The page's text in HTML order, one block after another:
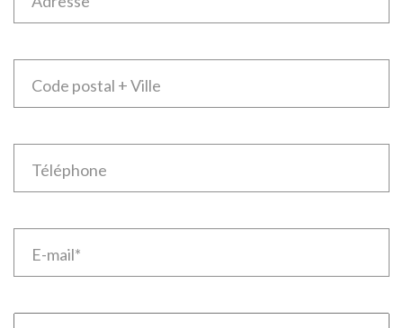
Code postal + Ville
Téléphone
E-mail*